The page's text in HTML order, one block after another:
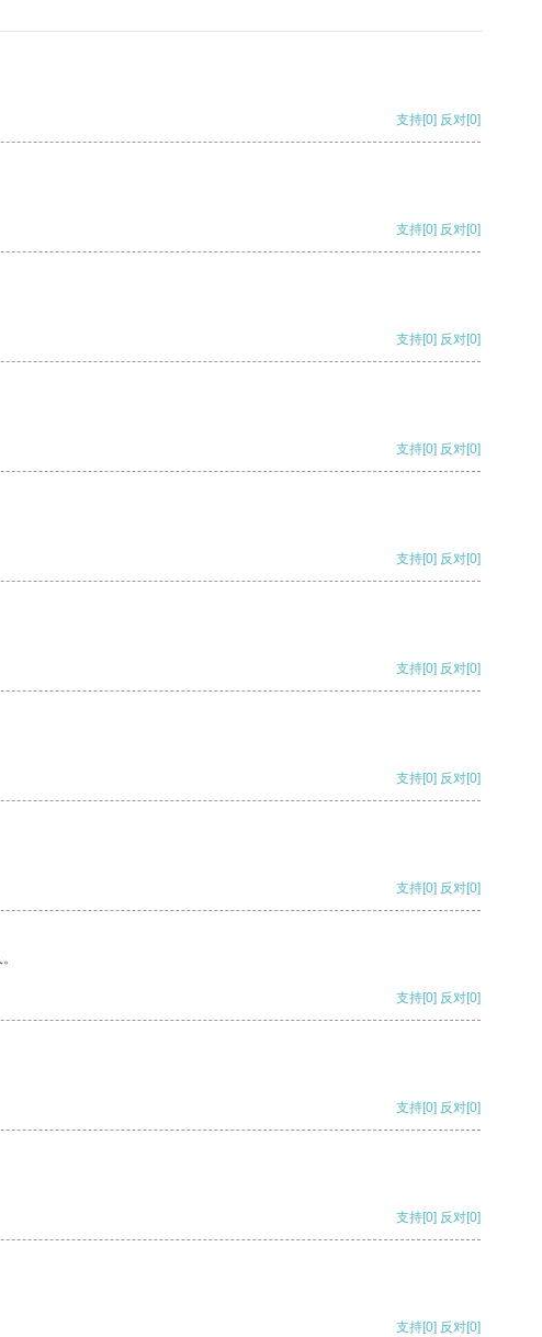
支持[0] 反对[0]
支持[0] 反对[0]
支持[0] 反对[0]
支持[0] 反对[0]
支持[0] 反对[0]
支持[0] 反对[0]
支持[0] 反对[0]
支持[0] 反对[0]
支持[0] 反对[0]
支持[0] 反对[0]
支持[0] 反对[0]
支持[0] 反对[0]